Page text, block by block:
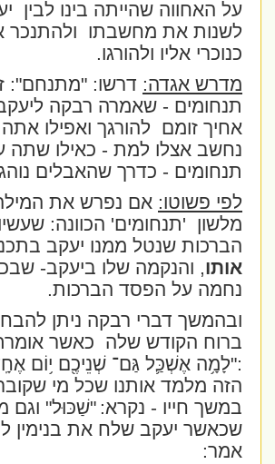
על האחווה שהייתה בינו לבין
לשנות את מחשבתו ולהתנכר
כנוכרי אליו ולהורגו.
מדרש אגדה:דרשו: "מתנחם": זה
תנחומים - שאמרה רבקה
אחיך זומם להורגך ואפילו אתה
נחשב אצלו למת - כאילו שתה
תנחומים - כדרך שהאבלים
לפי פשוטו:אם נפרש את
מלשון 'תנחומים' הכוונה:
הברכות שנטל ממנו יעקב
אותו, והנקמה שלו ביעקב-
נחמה על הפסד הברכות.
ובהמשך דברי רבקה ניתן
ברוח הקודש שלה כאשר אומרת
"לָמָ֥ה אֶשְׁכַּ֛ל גַּם־ שְׁנֵיכֶ֖ם י֥וֹם
הזה מלמד אותנו שכל מי שקובר
במשך חייו - נקרא:"שַׁכּוּל" וגם
שכאשר יעקב שלח את בנימין
אמר: